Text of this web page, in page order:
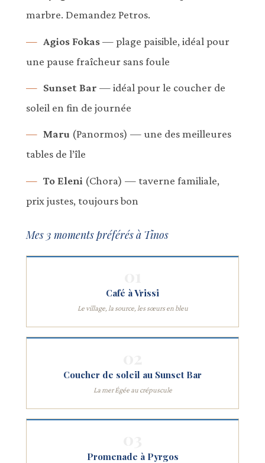
marbre. Demandez Petros.
Agios Fokas— plage paisible, idéal pour
une pause fraîcheur sans foule
Sunset Bar — idéal pour le coucher de
soleil en fin de journée
Maru (Panormos) — une des meilleures
tables de l’île
To Eleni (Chora) — taverne familiale,
prix justes, toujours bon
Mes 3 moments préférés à Tinos
Café à Vrissi
Le village, la source, les sœurs en bleu
Coucher de soleil au Sunset Bar
La mer Égée au crépuscule
Promenade à Pyrgos